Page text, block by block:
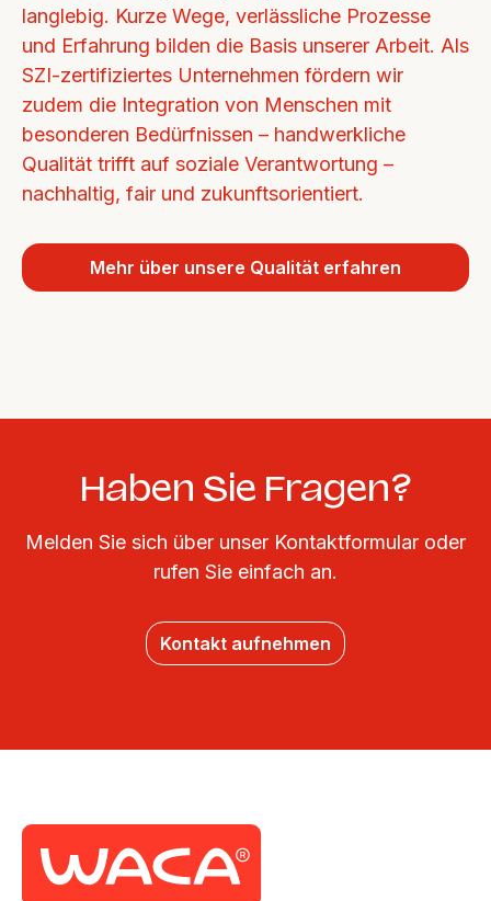
langlebig. Kurze Wege, verlässliche Prozesse
und Erfahrung bilden die Basis unserer Arbeit. Als
SZI-zertifiziertes Unternehmen fördern wir
zudem die Integration von Menschen mit
besonderen Bedürfnissen – handwerkliche
Qualität trifft auf soziale Verantwortung –
nachhaltig, fair und zukunftsorientiert.
Mehr über unsere Qualität erfahren
Haben Sie Fragen?
Melden Sie sich über unser Kontaktformular oder
rufen Sie einfach an.
Kontakt aufnehmen